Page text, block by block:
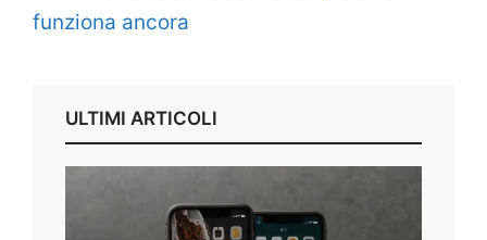
funziona ancora
ULTIMI ARTICOLI